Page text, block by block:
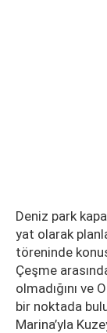
Deniz park
yat olarak
töreninde
Çeşme
olmadığını ve
bir noktada
Marina’yla